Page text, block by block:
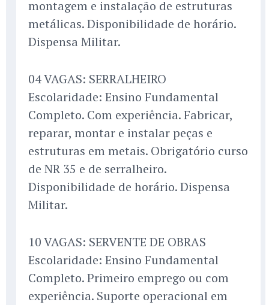
montagem e instalação de estruturas
metálicas. Disponibilidade de horário.
Dispensa Militar.
04 VAGAS: SERRALHEIRO
Escolaridade: Ensino Fundamental
Completo. Com experiência. Fabricar,
reparar, montar e instalar peças e
estruturas em metais. Obrigatório curso
de NR 35 e de serralheiro.
Disponibilidade de horário. Dispensa
Militar.
10 VAGAS: SERVENTE DE OBRAS
Escolaridade: Ensino Fundamental
Completo. Primeiro emprego ou com
experiência. Suporte operacional em